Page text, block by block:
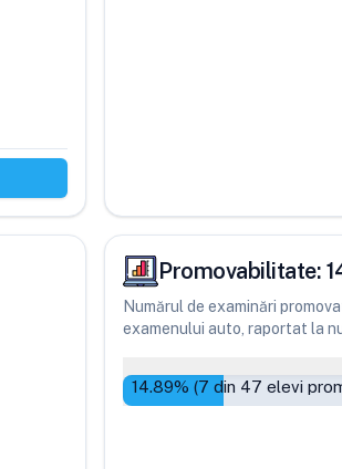
Promovabilitate:
Numărul de examinări
examenului auto, raportat la
14.89% (7 din 47 elevi